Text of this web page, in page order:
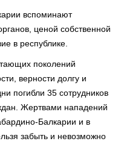
вспоминают
ценой собственной
в республике.
поколений
верности долгу и
погибли 35 сотрудников
Жертвами нападений
Балкарии и в
забыть и невозможно